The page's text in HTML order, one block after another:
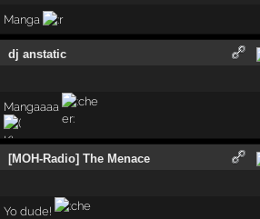
Manga
dj anstatic
Mangaaaa
[MOH-Radio] The Menace
Yo dude!